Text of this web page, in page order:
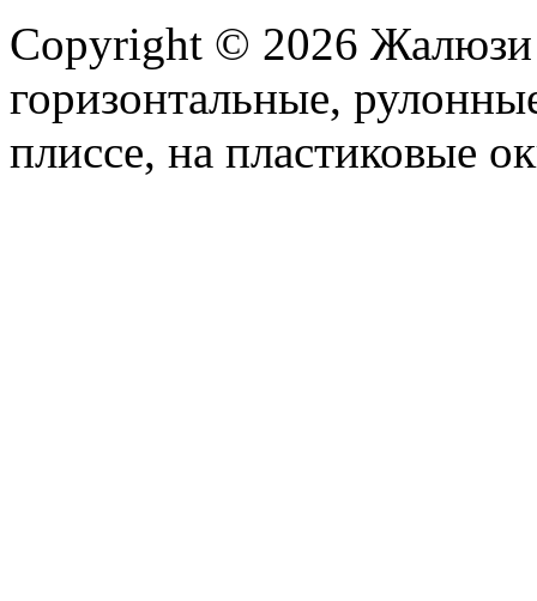
Copyright © 2026 Жалюзи
горизонтальные,
плиссе, на пластиковые